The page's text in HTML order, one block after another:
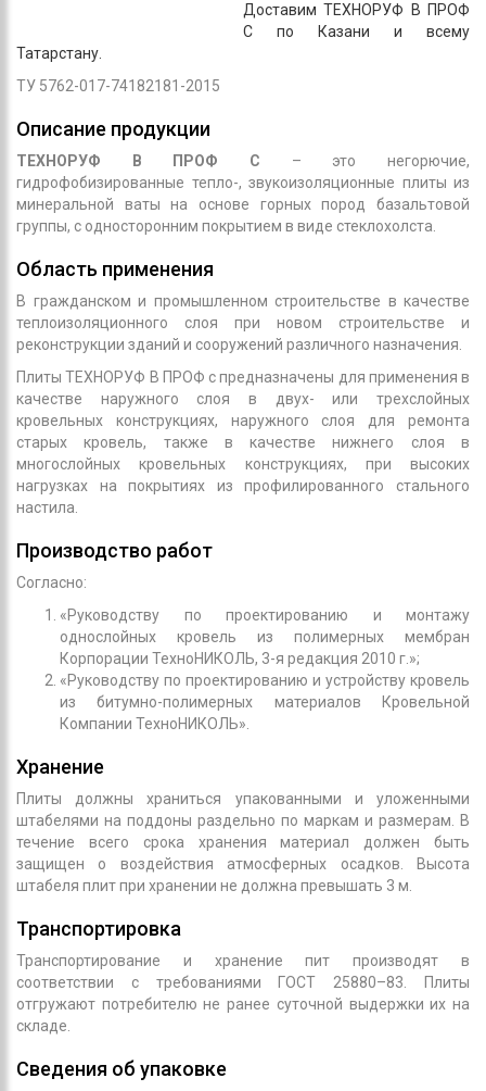
Доставим ТЕХНОРУФ В ПРОФ
C по Казани и всему
Татарстану.
ТУ 5762-017-74182181-2015
Описание продукции
ТЕХНОРУФ В ПРОФ С – это негорючие,
гидрофобизированные тепло-, звукоизоляционные плиты из
минеральной ваты на основе горных пород базальтовой
группы, с односторонним покрытием в виде стеклохолста.
Область применения
В гражданском и промышленном строительстве в качестве
теплоизоляционного слоя при новом строительстве и
реконструкции зданий и сооружений различного назначения.
Плиты ТЕХНОРУФ В ПРОФ с предназначены для применения в
качестве наружного слоя в двух- или трехслойных
кровельных конструкциях, наружного слоя для ремонта
старых кровель, также в качестве нижнего слоя в
многослойных кровельных конструкциях, при высоких
нагрузках на покрытиях из профилированного стального
настила.
Производство работ
Согласно:
«Руководству по проектированию и монтажу
однослойных кровель из полимерных мембран
Корпорации ТехноНИКОЛЬ, 3-я редакция 2010 г.»;
«Руководству по проектированию и устройству кровель
из битумно-полимерных материалов Кровельной
Компании ТехноНИКОЛЬ».
Хранение
Плиты должны храниться упакованными и уложенными
штабелями на поддоны раздельно по маркам и размерам. В
течение всего срока хранения материал должен быть
защищен о воздействия атмосферных осадков. Высота
штабеля плит при хранении не должна превышать 3 м.
Транспортировка
Транспортирование и хранение пит производят в
соответствии с требованиями ГОСТ 25880–83. Плиты
отгружают потребителю не ранее суточной выдержки их на
складе.
Сведения об упаковке